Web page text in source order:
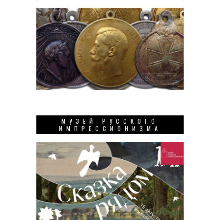
МУЗЕЙ РУССКОГО
ИМПРЕССИОНИЗМА